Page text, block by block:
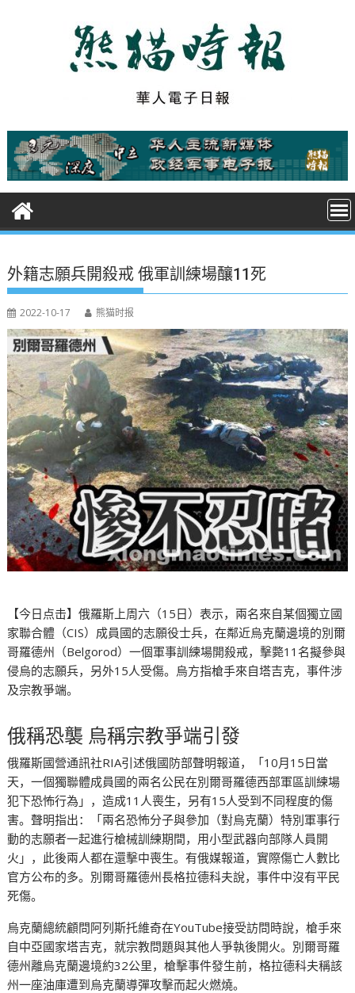
t
外籍志願兵開殺戒 俄軍訓練場釀11死
2022-10-17 熊猫时报
【今日点击】俄羅斯上周六（15日）表示，兩名來自某個獨立國
家聯合體（CIS）成員國的志願役士兵，在鄰近烏克蘭邊境的別爾
哥羅德州（Belgorod）一個軍事訓練場開殺戒，擊斃11名擬參與
侵烏的志願兵，另外15人受傷。烏方指槍手來自塔吉克，事件涉
及宗教爭端。
俄稱恐襲 烏稱宗教爭端引發
俄羅斯國營通訊社RIA引述俄國防部聲明報道，「10月15日當
天，一個獨聯體成員國的兩名公民在別爾哥羅德西部軍區訓練場
犯下恐怖行為」，造成11人喪生，另有15人受到不同程度的傷
害。聲明指出：「兩名恐怖分子與參加（對烏克蘭）特別軍事行
動的志願者一起進行槍械訓練期間，用小型武器向部隊人員開
火」，此後兩人都在還擊中喪生。有俄媒報道，實際傷亡人數比
官方公布的多。別爾哥羅德州長格拉德科夫說，事件中沒有平民
死傷。
烏克蘭總統顧問阿列斯托維奇在YouTube接受訪問時說，槍手來
自中亞國家塔吉克，就宗教問題與其他人爭執後開火。別爾哥羅
德州離烏克蘭邊境約32公里，槍擊事件發生前，格拉德科夫稱該
州一座油庫遭到烏克蘭導彈攻擊而起火燃燒。